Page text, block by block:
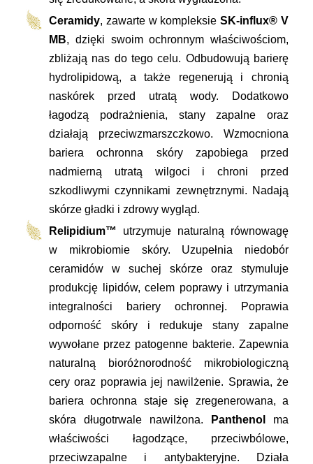
Ceramidy, zawarte w kompleksieSK-influx® V
MB, dzięki swoim ochronnym właściwościom,
zbliżają nas do tego celu. Odbudowują barierę
hydrolipidową, a także regenerują i chronią
naskórek przed utratą wody. Dodatkowo
łagodzą podrażnienia, stany zapalne oraz
działają przeciwzmarszczkowo. Wzmocniona
bariera ochronna skóry zapobiega przed
nadmierną utratą wilgoci i chroni przed
szkodliwymi czynnikami zewnętrznymi. Nadają
skórze gładki i zdrowy wygląd.
Relipidium™
utrzymuje naturalną równowagę
w mikrobiomie skóry. Uzupełnia niedobór
ceramidów w suchej skórze oraz stymuluje
produkcję lipidów, celem poprawy i utrzymania
integralności bariery ochronnej. Poprawia
odporność skóry i redukuje stany zapalne
wywołane przez patogenne bakterie. Zapewnia
naturalną bioróżnorodność mikrobiologiczną
cery oraz poprawia jej nawilżenie. Sprawia, że
bariera ochronna staje się zregenerowana, a
skóra długotrwale nawilżona.
Panthenol
ma
właściwości łagodzące, przeciwbólowe,
przeciwzapalne i antybakteryjne. Działa